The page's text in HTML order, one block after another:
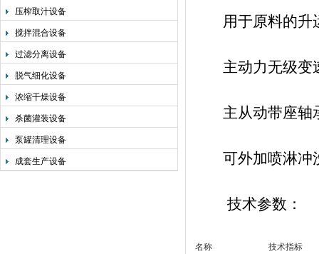
压榨取汁设备
搅拌混合设备
过滤分离设备
脱气细化设备
浓缩干燥设备
杀菌灌装设备
泵罐清理设备
成套生产设备
用于原料的升
主动力无级变
主从动带座轴承
可外加喷淋冲
技术参数：
名称
技术指标